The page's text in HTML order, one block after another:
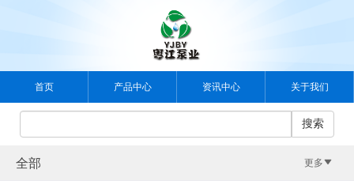
首页 产品中心 资讯中心 关于我们
联系我们
搜索
全部 更多
分
类
选